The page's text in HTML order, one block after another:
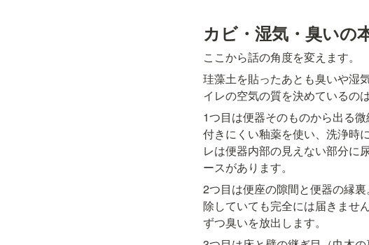
カビ・湿気・臭いの
ここから話の角度を変えます。
珪藻土を貼ったあとも臭いや湿
イレの空気の質を決めているの
1つ目は便器そのものから出る
付きにくい釉薬を使い、洗浄時
レは便器内部の見えない部分に
ースがあります。
2つ目は便座の隙間と便器の縁
除していても完全には届きませ
ずつ臭いを放出します。